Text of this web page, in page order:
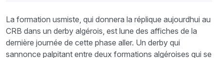
La formation usmiste, qui donnera la réplique aujourdhui au
CRB dans un derby algérois, est lune des affiches de la
dernière journée de cette phase aller. Un derby qui
sannonce palpitant entre deux formations algéroises qui se